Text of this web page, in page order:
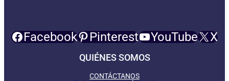
Facebook Pinterest YouTube X
QUIÉNES SOMOS
CONTÁCTANOS